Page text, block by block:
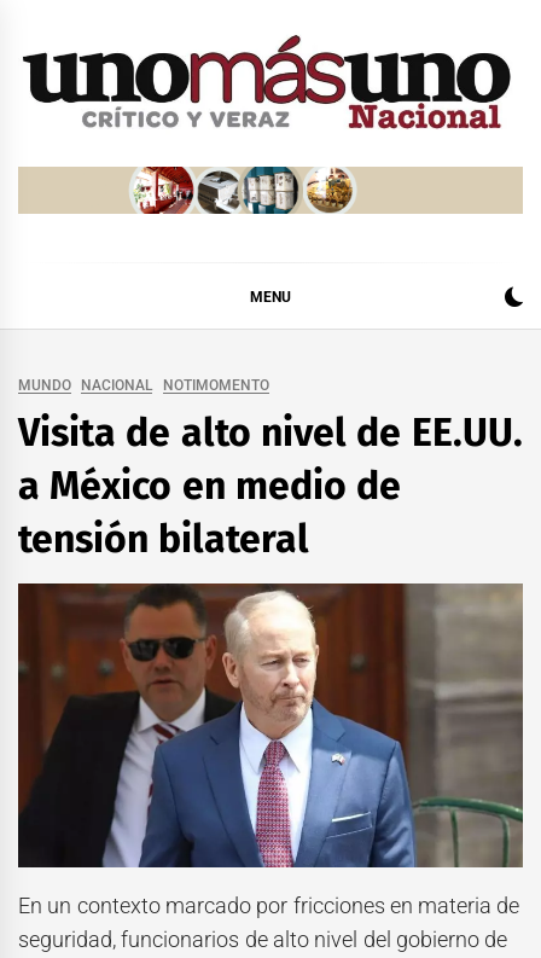
MENU
MUNDO NACIONAL NOTIMOMENTO
Visita de alto nivel de EE.UU.
a México en medio de
tensión bilateral
En un contexto marcado por fricciones en materia de
seguridad, funcionarios de alto nivel del gobierno de